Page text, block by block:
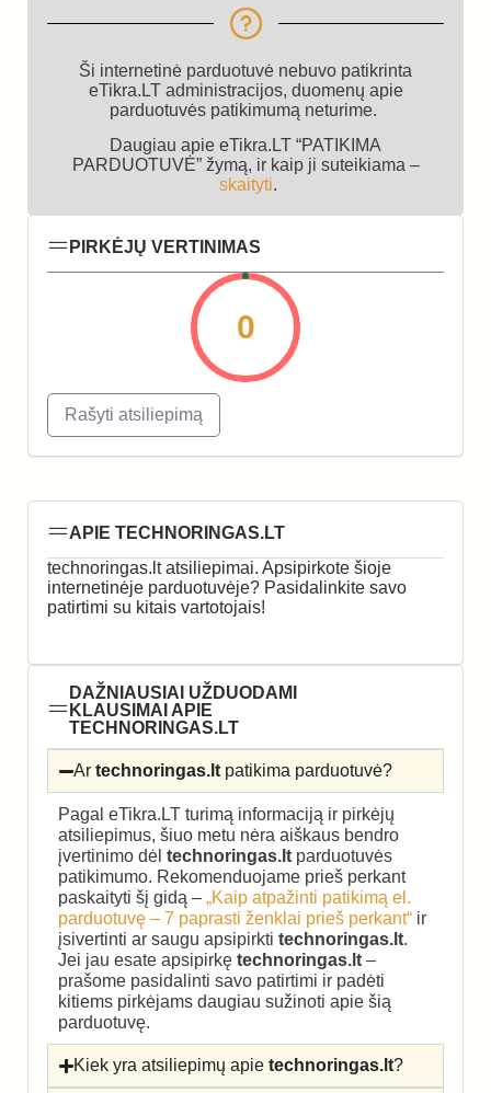
Ši internetinė parduotuvė nebuvo patikrinta
eTikra.LT administracijos, duomenų apie
parduotuvės patikimumą neturime.
Daugiau apie eTikra.LT “PATIKIMA
PARDUOTUVĖ” žymą, ir kaip ji suteikiama –
skaityti.
PIRKĖJŲ VERTINIMAS
0
Rašyti atsiliepimą
APIE TECHNORINGAS.LT
technoringas.lt atsiliepimai. Apsipirkote šioje
internetinėje parduotuvėje? Pasidalinkite savo
patirtimi su kitais vartotojais!
DAŽNIAUSIAI UŽDUODAMI
KLAUSIMAI APIE
TECHNORINGAS.LT
Artechnoringas.lt patikima parduotuvė?
Pagal eTikra.LT turimą informaciją ir pirkėjų
atsiliepimus, šiuo metu nėra aiškaus bendro
įvertinimo dėl technoringas.lt parduotuvės
patikimumo. Rekomenduojame prieš perkant
paskaityti šį gidą – „Kaip atpažinti patikimą el.
parduotuvę – 7 paprasti ženklai prieš perkant“ ir
įsivertinti ar saugu apsipirkti technoringas.lt.
Jei jau esate apsipirkę technoringas.lt –
prašome pasidalinti savo patirtimi ir padėti
kitiems pirkėjams daugiau sužinoti apie šią
parduotuvę.
Kiek yra atsiliepimų apietechnoringas.lt?